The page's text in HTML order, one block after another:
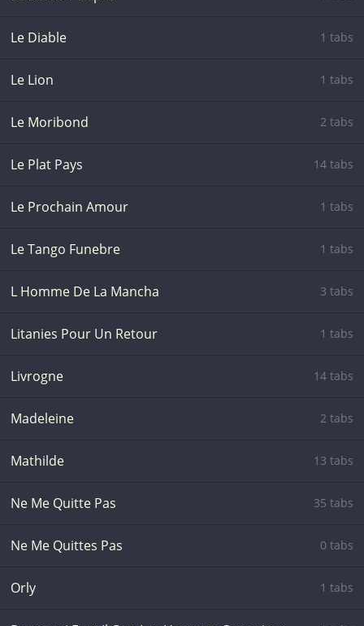
Le Diable 1 tabs
Le Lion 1 tabs
Le Moribond 2 tabs
Le Plat Pays 14 tabs
Le Prochain Amour 1 tabs
Le Tango Funebre 1 tabs
L Homme De La Mancha 3 tabs
Litanies Pour Un Retour 1 tabs
Livrogne 14 tabs
Madeleine 2 tabs
Mathilde 13 tabs
Ne Me Quitte Pas 35 tabs
Ne Me Quittes Pas 0 tabs
Orly 1 tabs